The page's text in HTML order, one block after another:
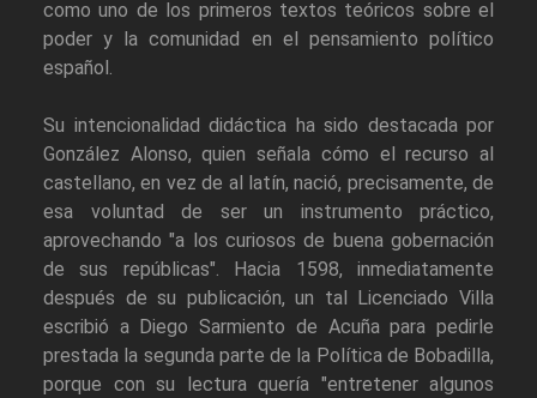
como uno de los primeros textos teóricos sobre el
poder y la comunidad en el pensamiento político
español.
Su intencionalidad didáctica ha sido destacada por
González Alonso, quien señala cómo el recurso al
castellano, en vez de al latín, nació, precisamente, de
esa voluntad de ser un instrumento práctico,
aprovechando "a los curiosos de buena gobernación
de sus repúblicas". Hacia 1598, inmediatamente
después de su publicación, un tal Licenciado Villa
escribió a Diego Sarmiento de Acuña para pedirle
prestada la segunda parte de la Política de Bobadilla,
porque con su lectura quería "entretener algunos